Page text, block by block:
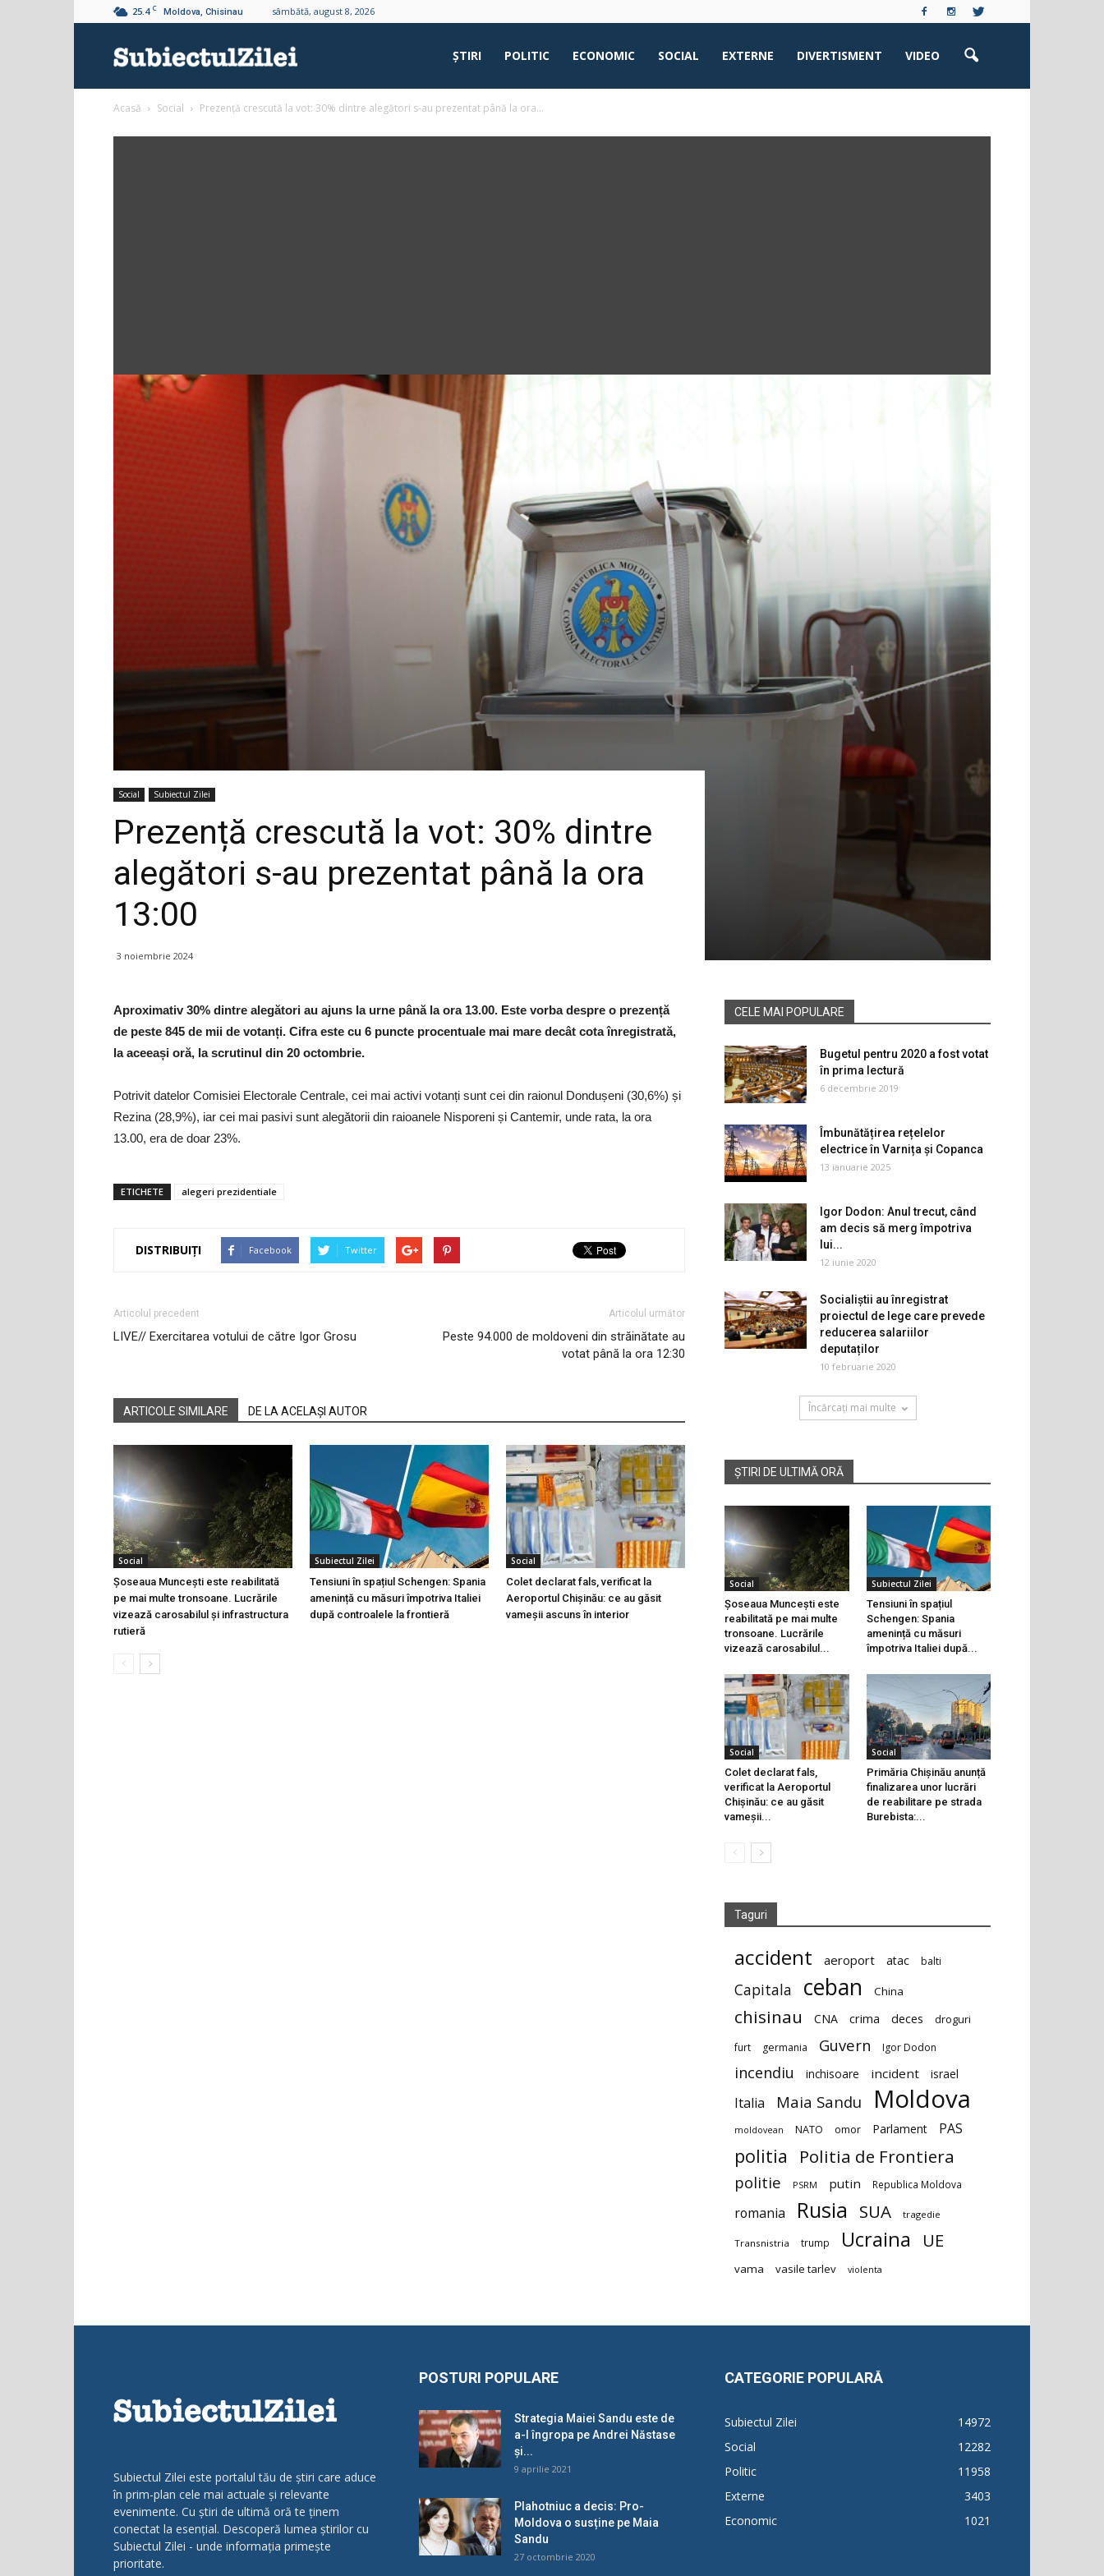
25.4 C Moldova, Chisinau sâmbătă, august 8, 2026
ŞTIRI POLITIC ECONOMIC SOCIAL EXTERNE DIVERTISMENT VIDEO
Acasă Social Prezență crescută la vot: 30% dintre alegători s-au prezentat până la ora...
Social Subiectul Zilei
Prezență crescută la vot: 30% dintre
alegători s-au prezentat până la ora
13:00
3 noiembrie 2024
Aproximativ 30% dintre alegători au ajuns la urne până la ora 13.00. Este vorba despre o prezență
de peste 845 de mii de votanți. Cifra este cu 6 puncte procentuale mai mare decât cota înregistrată,
la aceeași oră, la scrutinul din 20 octombrie.
Potrivit datelor Comisiei Electorale Centrale, cei mai activi votanți sunt cei din raionul Dondușeni (30,6%) și
Rezina (28,9%), iar cei mai pasivi sunt alegătorii din raioanele Nisporeni și Cantemir, unde rata, la ora
13.00, era de doar 23%.
ETICHETE alegeri prezidentiale
DISTRIBUIȚI Facebook Twitter
Articolul precedent
LIVE// Exercitarea votului de către Igor Grosu
Articolul următor
Peste 94.000 de moldoveni din străinătate au
votat până la ora 12:30
ARTICOLE SIMILARE DE LA ACELAȘI AUTOR
Social
Șoseaua Muncești este reabilitată
pe mai multe tronsoane. Lucrările
vizează carosabilul și infrastructura
rutieră
Subiectul Zilei
Tensiuni în spațiul Schengen: Spania
amenință cu măsuri împotriva Italiei
după controalele la frontieră
Social
Colet declarat fals, verificat la
Aeroportul Chișinău: ce au găsit
vameșii ascuns în interior
CELE MAI POPULARE
Bugetul pentru 2020 a fost votat
în prima lectură
6 decembrie 2019
Îmbunătățirea rețelelor
electrice în Varnița și Copanca
13 ianuarie 2025
Igor Dodon: Anul trecut, când
am decis să merg împotriva
lui...
12 iunie 2020
Socialiștii au înregistrat
proiectul de lege care prevede
reducerea salariilor
deputaților
10 februarie 2020
Încărcați mai multe
ȘTIRI DE ULTIMĂ ORĂ
Social
Șoseaua Muncești este
reabilitată pe mai multe
tronsoane. Lucrările
vizează carosabilul...
Subiectul Zilei
Tensiuni în spațiul
Schengen: Spania
amenință cu măsuri
împotriva Italiei după...
Social
Colet declarat fals,
verificat la Aeroportul
Chișinău: ce au găsit
vameșii...
Social
Primăria Chișinău anunță
finalizarea unor lucrări
de reabilitare pe strada
Burebista:...
Taguri
accident aeroport atac balti
Capitala ceban China
chisinau CNA crima deces droguri
furt germania Guvern Igor Dodon
incendiu inchisoare incident israel
Italia Maia Sandu Moldova
moldovean NATO omor Parlament PAS
politia Politia de Frontiera
politie PSRM putin Republica Moldova
romania Rusia SUA tragedie
Transnistria trump Ucraina UE
vama vasile tarlev violenta
Subiectul Zilei este portalul tău de știri care aduce
în prim-plan cele mai actuale și relevante
evenimente. Cu știri de ultimă oră te ținem
conectat la esențial. Descoperă lumea știrilor cu
Subiectul Zilei - unde informația primește
prioritate.
POSTURI POPULARE
Strategia Maiei Sandu este de
a-l îngropa pe Andrei Năstase
și...
9 aprilie 2021
Plahotniuc a decis: Pro-
Moldova o susține pe Maia
Sandu
27 octombrie 2020
CATEGORIE POPULARĂ
Subiectul Zilei
14972
Social
12282
Politic
11958
Externe
3403
Economic
1021